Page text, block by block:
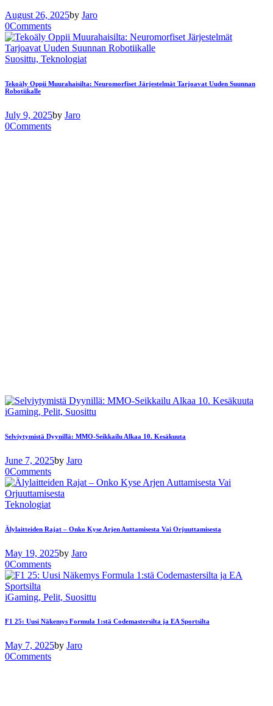
August 26, 2025by Jaro
0Comments
Suosittu, Teknologiat
Tekoäly Oppii Muurahaisilta: Neuromorfiset Järjestelmät Tarjoavat Uuden Suunnan
Robotiikalle
July 9, 2025by Jaro
0Comments
iGaming, Pelit, Suosittu
Selviytymistä Dyynillä: MMO-Seikkailu Alkaa 10. Kesäkuuta
June 7, 2025by Jaro
0Comments
Teknologiat
Älylaitteiden Rajat – Onko Kyse Arjen Auttamisesta Vai Orjuuttamisesta
May 19, 2025by Jaro
0Comments
iGaming, Pelit, Suosittu
F1 25: Uusi Näkemys Formula 1:stä Codemastersilta ja EA Sportsilta
May 7, 2025by Jaro
0Comments